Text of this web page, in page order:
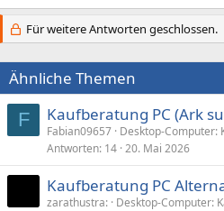
Für weitere Antworten geschlossen.
Ähnliche Themen
F Kaufberatung PC (Ark
Fabian09657 Desktop-Computer:
Antworten 14 20. Mai 2026
Kaufberatung PC
zarathustra: Desktop-Computer: